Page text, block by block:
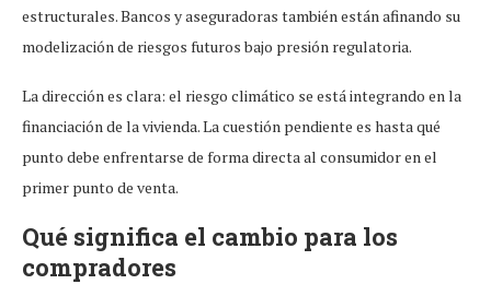
estructurales. Bancos y aseguradoras también están afinando su
modelización de riesgos futuros bajo presión regulatoria.
La dirección es clara: el riesgo climático se está integrando en la
financiación de la vivienda. La cuestión pendiente es hasta qué
punto debe enfrentarse de forma directa al consumidor en el
primer punto de venta.
Qué significa el cambio para los
compradores